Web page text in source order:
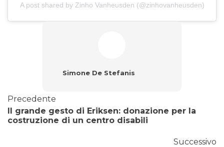
A post shared by Zinho Vanheusden (@zinhovanheusden)
Simone De Stefanis
Precedente
Il grande gesto di Eriksen: donazione per la
costruzione di un centro disabili
Successivo